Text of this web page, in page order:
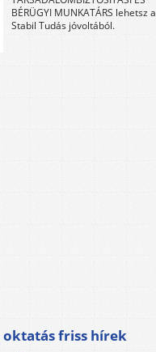
BÉRÜGYI MUNKATÁRS lehetsz a
Stabil Tudás jóvoltából.
oktatás friss hírek